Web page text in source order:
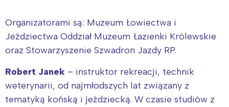
Organizatorami są: Muzeum Łowiectwa i
Jeździectwa Oddział Muzeum Łazienki Królewskie
oraz Stowarzyszenie Szwadron Jazdy RP.
Robert Janek – instruktor rekreacji, technik
weterynarii, od najmłodszych lat związany z
tematyką końską i jeździecką. W czasie studiów z